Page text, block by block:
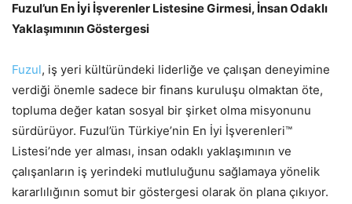
Fuzul’un En İyi İşverenler Listesine Girmesi, İnsan Odaklı
Yaklaşımının Göstergesi
Fuzul, iş yeri kültüründeki liderliğe ve çalışan deneyimine
verdiği önemle sadece bir finans kuruluşu olmaktan öte,
topluma değer katan sosyal bir şirket olma misyonunu
sürdürüyor. Fuzul’ün Türkiye’nin En İyi İşverenleri™
Listesi’nde yer alması, insan odaklı yaklaşımının ve
çalışanların iş yerindeki mutluluğunu sağlamaya yönelik
kararlılığının somut bir göstergesi olarak ön plana çıkıyor.